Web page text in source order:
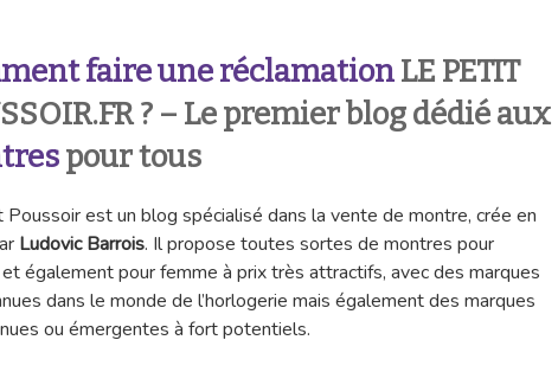
faire une réclamationLE PETIT
? – Le premier blog dédié aux
pour tous
est un blog spécialisé dans la vente de montre, crée en
Ludovic Barrois. Il propose toutes sortes de montres pour
également pour femme à prix très attractifs, avec des marques
dans le monde de l’horlogerie mais également des marques
ou émergentes à fort potentiels.